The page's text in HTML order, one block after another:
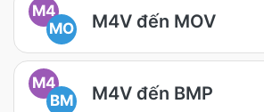
M4
MO
M4V đến MOV
M4
BM
M4V đến BMP